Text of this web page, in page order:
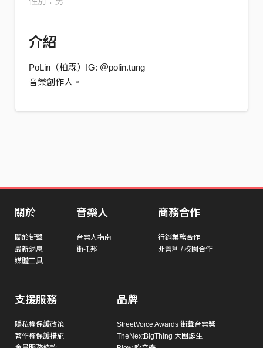
介紹
PoLin（柏霖）IG: ＠polin.tung
音樂創作人。
關於
關於街聲
最新消息
媒體工具
音樂人
音樂人指南
街托邦
商務合作
行銷業務合作
非營利 / 校園合作
支援服務
隱私權保護政策
著作權保護措施
品牌
StreetVoice Awards 街聲音樂獎
TheNextBigThing 大團誕生